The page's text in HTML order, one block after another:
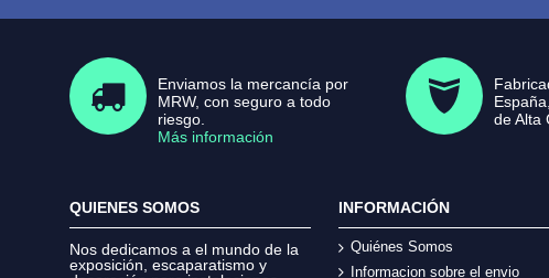
Enviamos la mercancía por
MRW, con seguro a todo
riesgo.
Más información
de Alta
QUIENES SOMOS
Nos dedicamos a el mundo de la
exposición, escaparatismo y
INFORMACIÓN
Quiénes Somos
Informacion sobre el envio